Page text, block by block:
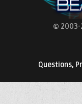
© 2003-
Questions,